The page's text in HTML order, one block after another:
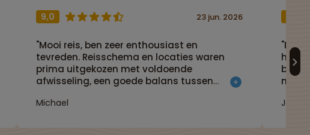
9,0
"Mooi reis, ben zeer enthousiast en
tevreden. Reisschema en locaties waren
prima uitgekozen met voldoende
afwisseling, een goede balans tussen
divers aanbod van mogelijkheden en
Michael
23 jun. 2026
"Een
John